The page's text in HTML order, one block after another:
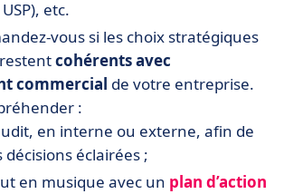
etc.
vous si les choix stratégiques
cohérents avec
commercial de votre entreprise.
:
en interne ou externe, afin de
éclairées ;
en musique avec un plan d’action